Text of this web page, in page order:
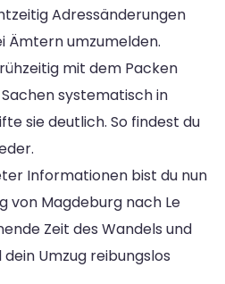
Adressänderungen
Ämtern umzumelden.
mit dem Packen
systematisch in
sie deutlich. So findest du
Informationen bist du nun
von Magdeburg nach Le
Zeit des Wandels und
Umzug reibungslos